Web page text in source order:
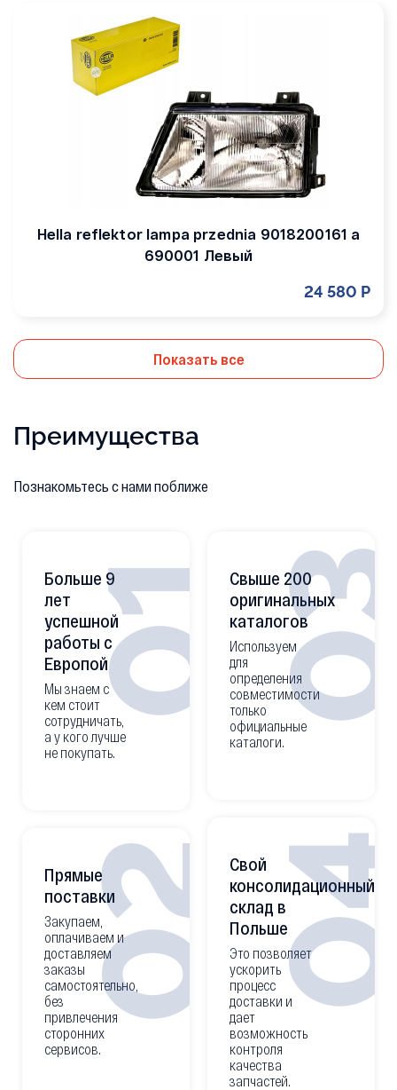
Hella reflektor lampa przednia 9018200161 a
690001 Левый
24 580 Р
Показать все
Преимущества
Познакомьтесь с нами поближе
01
Больше 9
лет
успешной
работы с
Европой
Мы знаем с
кем стоит
сотрудничать,
а у кого лучше
не покупать.
02
Прямые
поставки
Закупаем,
оплачиваем и
доставляем
заказы
самостоятельно,
без
привлечения
сторонних
сервисов.
Свыше 200
оригинальных
каталогов
Используем
для
определения
совместимости
только
официальные
каталоги.
Свой
консолидационный
склад в
Польше
Это позволяет
ускорить
процесс
доставки и
дает
возможность
контроля
качества
запчастей.